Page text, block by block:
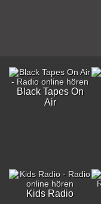
Black Tapes On
Air
Kids Radio